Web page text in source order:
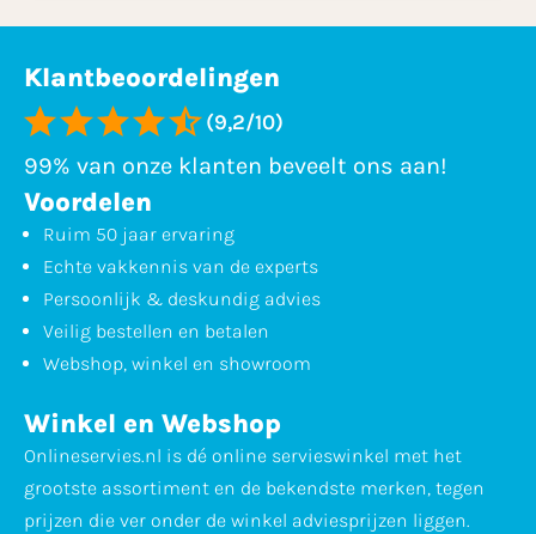
Klantbeoordelingen
(9,2/10)
99% van onze klanten beveelt ons aan!
Voordelen
Ruim 50 jaar ervaring
Echte vakkennis van de experts
Persoonlijk & deskundig advies
Veilig bestellen en betalen
Webshop, winkel en showroom
Winkel en Webshop
Onlineservies.nl is dé online servieswinkel met het
grootste assortiment en de bekendste merken, tegen
prijzen die ver onder de winkel adviesprijzen liggen.